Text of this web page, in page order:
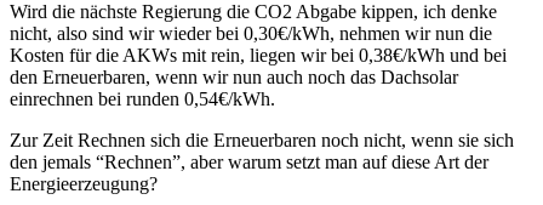
Wird die nächste Regierung die CO2 Abgabe kippen, ich denke
nicht, also sind wir wieder bei 0,30€/kWh, nehmen wir nun die
Kosten für die AKWs mit rein, liegen wir bei 0,38€/kWh und bei
den Erneuerbaren, wenn wir nun auch noch das Dachsolar
einrechnen bei runden 0,54€/kWh.
Zur Zeit Rechnen sich die Erneuerbaren noch nicht, wenn sie sich
den jemals “Rechnen”, aber warum setzt man auf diese Art der
Energieerzeugung?